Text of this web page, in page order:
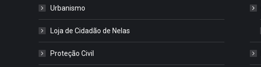
Urbanismo
Loja de Cidadão de Nelas
Proteção Civil